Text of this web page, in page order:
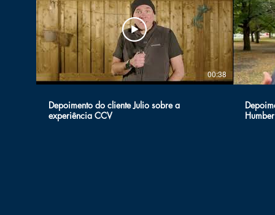
00:38
Depoimento do cliente Julio sobre a
experiência CCV